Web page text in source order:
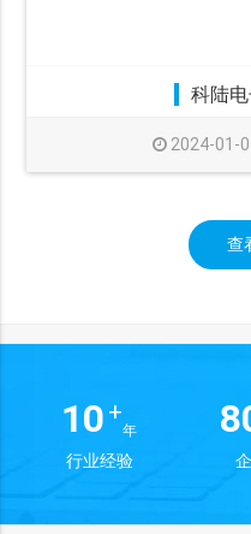
科陆
2024-01-
查
10 +
年
行业经验